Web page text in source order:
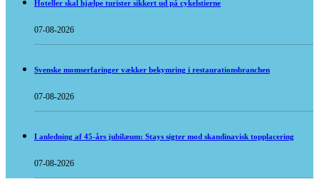
Hoteller skal hjælpe turister sikkert ud på cykelstierne
07-08-2026
Svenske momserfaringer vækker bekymring i restaurationsbranchen
07-08-2026
I anledning af 45-års jubilæum: Stays sigter mod skandinavisk topplacering
07-08-2026